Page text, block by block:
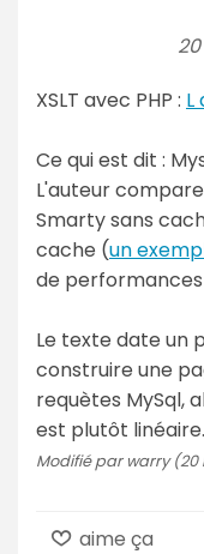
XSLT avec PHP : L
Ce qui est dit :
L'auteur
Smarty sans
cache (un
de
Le texte date un
construire une
requètes MySql,
est plutôt linéaire.
Modifié par warry (20
aime ça